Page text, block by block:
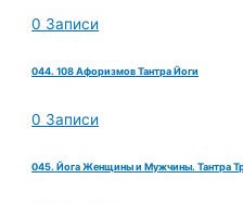
0 Записи
044. 108 Афоризмов Тантра Йоги
0 Записи
045. Йога Женщины и Мужчины. Тантра